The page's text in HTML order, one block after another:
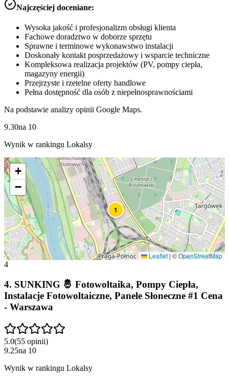
Najczęściej doceniane:
Wysoka jakość i profesjonalizm obsługi klienta
Fachowe doradztwo w doborze sprzętu
Sprawne i terminowe wykonawstwo instalacji
Doskonały kontakt posprzedażowy i wsparcie techniczne
Kompleksowa realizacja projektów (PV, pompy ciepła,
magazyny energii)
Przejrzyste i rzetelne oferty handlowe
Pełna dostępność dla osób z niepełnosprawnościami
Na podstawie analizy opinii Google Maps.
9.30na 10
Wynik w rankingu Lokalsy
1
+
−
Leaflet | ©OpenStreetMap
4
4. SUNKING 🤴 Fotowoltaika, Pompy Ciepła,
Instalacje Fotowoltaiczne, Panele Słoneczne #1 Cena
- Warszawa
5.0(55 opinii)
9.25na 10
Wynik w rankingu Lokalsy